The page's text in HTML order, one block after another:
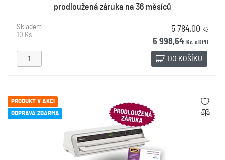
prodloužená záruka na 36 měsíců
Skladem
10 Ks
5 784,00 Kč
6 998,64 Kč s DPH
DO KOŠÍKU
PRODUKT V AKCI
DOPRAVA ZDARMA